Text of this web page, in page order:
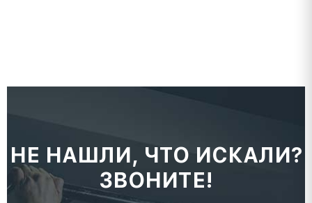
НЕ НАШЛИ, ЧТО ИСКАЛИ?
ЗВОНИТЕ!